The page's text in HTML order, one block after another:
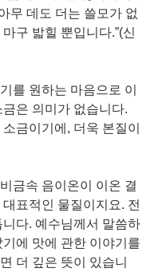
무 데도 더는 쓸모가 없
구 밟힐 뿐입니다.”(신
를 원하는 마음으로 이
은 의미가 없습니다.
금이기에, 더욱 본질이
금속 음이온이 이온 결
표적인 물질이지요. 전
다. 예수님께서 말씀하
에 맛에 관한 이야기를
더 깊은 뜻이 있습니